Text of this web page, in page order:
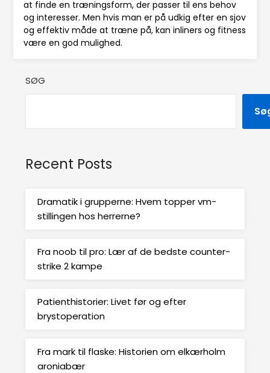
at finde en træningsform, der passer til ens behov
og interesser. Men hvis man er på udkig efter en sjov
og effektiv måde at træne på, kan inliners og fitness
være en god mulighed.
SØG
Recent Posts
Dramatik i grupperne: Hvem topper vm-
stillingen hos herrerne?
Fra noob til pro: Lær af de bedste counter-
strike 2 kampe
Patienthistorier: Livet før og efter
brystoperation
Fra mark til flaske: Historien om elkærholm
aroniabær